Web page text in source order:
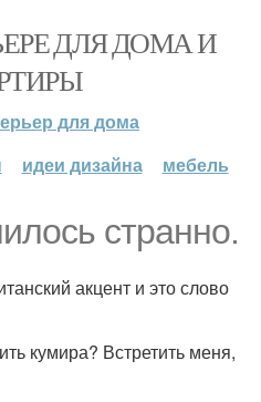
ДЛЯ ДОМА И
для дома
идеи дизайна мебель
странно.
акцент и это слово
кумира? Встретить меня,